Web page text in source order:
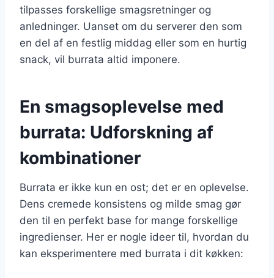
tilpasses forskellige smagsretninger og
anledninger. Uanset om du serverer den som
en del af en festlig middag eller som en hurtig
snack, vil burrata altid imponere.
En smagsoplevelse med
burrata: Udforskning af
kombinationer
Burrata er ikke kun en ost; det er en oplevelse.
Dens cremede konsistens og milde smag gør
den til en perfekt base for mange forskellige
ingredienser. Her er nogle ideer til, hvordan du
kan eksperimentere med burrata i dit køkken: